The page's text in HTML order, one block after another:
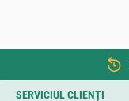
SERVICIUL CLIENȚI